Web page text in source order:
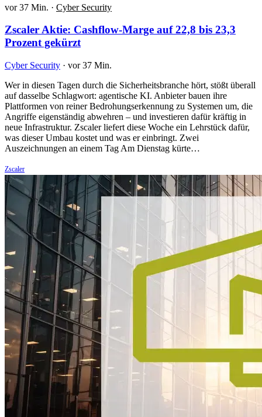
vor 37 Min. · Cyber Security
Zscaler Aktie: Cashflow-Marge auf 22,8 bis 23,3
Prozent gekürzt
Cyber Security · vor 37 Min.
Wer in diesen Tagen durch die Sicherheitsbranche hört, stößt überall
auf dasselbe Schlagwort: agentische KI. Anbieter bauen ihre
Plattformen von reiner Bedrohungserkennung zu Systemen um, die
Angriffe eigenständig abwehren – und investieren dafür kräftig in
neue Infrastruktur. Zscaler liefert diese Woche ein Lehrstück dafür,
was dieser Umbau kostet und was er einbringt. Zwei
Auszeichnungen an einem Tag Am Dienstag kürte…
Zscaler